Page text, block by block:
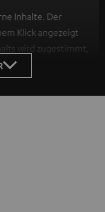
Inhalte. Der
Klick angezeigt
wird zugestimmt,
Dabei können
sind in der